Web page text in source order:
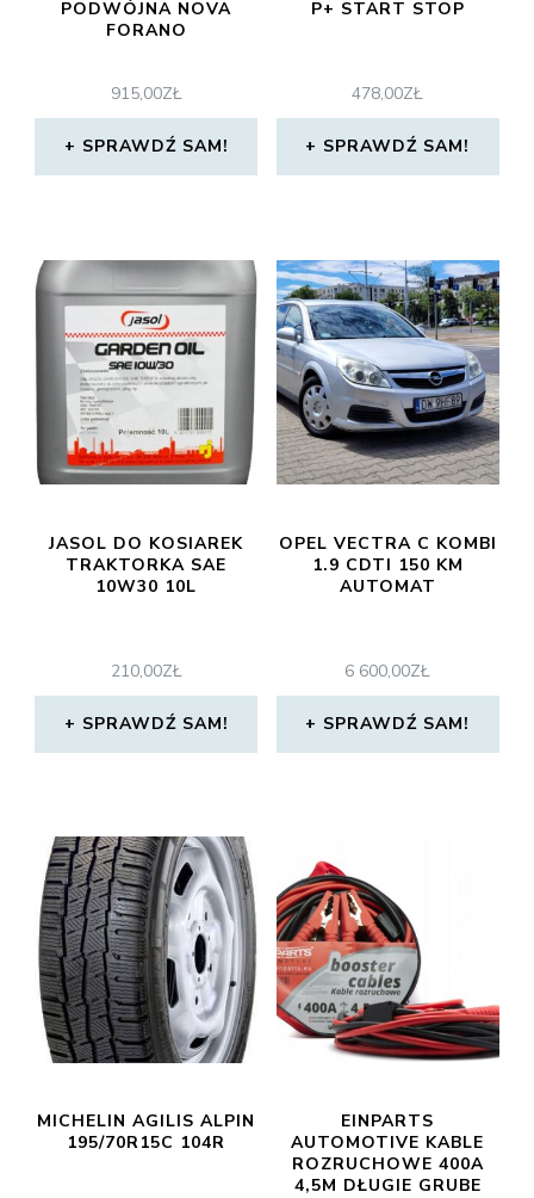
PODWÓJNA NOVA
FORANO
915,00ZŁ
SPRAWDŹ SAM!
P+ START STOP
478,00ZŁ
SPRAWDŹ SAM!
JASOL DO KOSIAREK
TRAKTORKA SAE
10W30 10L
210,00ZŁ
SPRAWDŹ SAM!
OPEL VECTRA C KOMBI
1.9 CDTI 150 KM
AUTOMAT
6 600,00ZŁ
SPRAWDŹ SAM!
MICHELIN AGILIS ALPIN
195/70R15C 104R
EINPARTS
AUTOMOTIVE KABLE
ROZRUCHOWE 400A
4,5M DŁUGIE GRUBE